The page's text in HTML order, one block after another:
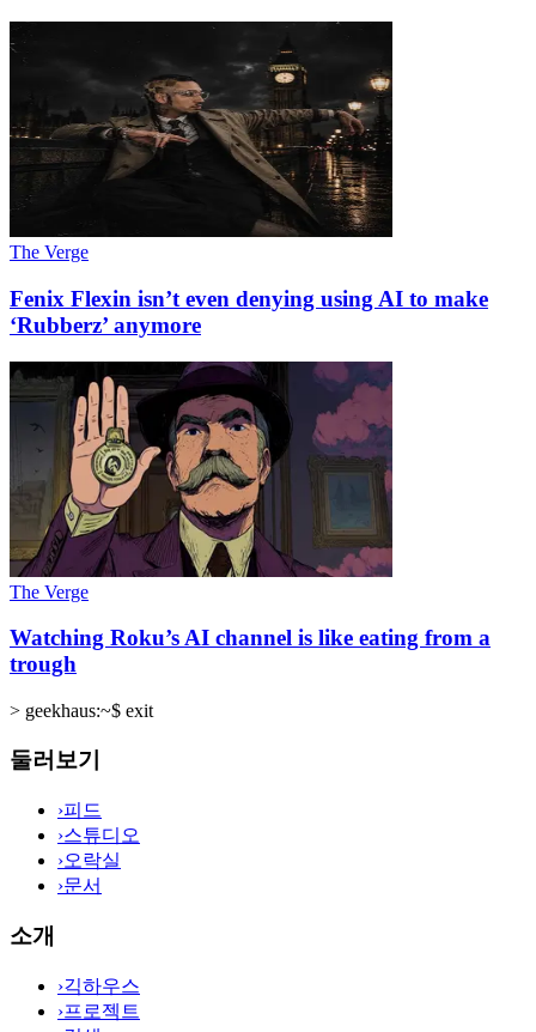
The Verge
Fenix Flexin isn’t even denying using AI to make
‘Rubberz’ anymore
The Verge
Watching Roku’s AI channel is like eating from a
trough
> geekhaus:~$ exit
둘러보기
›피드
›스튜디오
›오락실
›문서
소개
›긱하우스
›프로젝트